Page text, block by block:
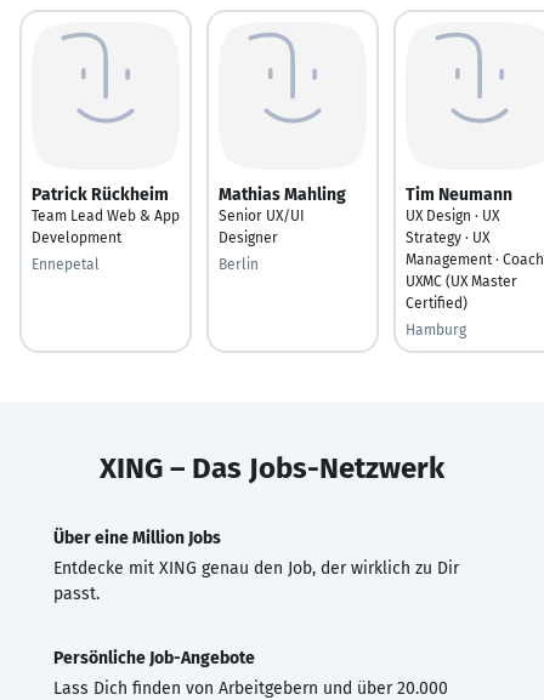
Patrick Rückheim
Team Lead Web & App
Development
Ennepetal
Mathias Mahling
Senior UX/UI
Designer
Berlin
Tim Neumann
UX Design · UX
Strategy · UX
Management · Coach
UXMC (UX Master
Certified)
Hamburg
XING – Das Jobs-Netzwerk
Über eine Million Jobs
Entdecke mit XING genau den Job, der wirklich zu Dir
passt.
Persönliche Job-Angebote
Lass Dich finden von Arbeitgebern und über 20.000